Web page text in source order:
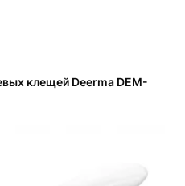
клещей Deerma DEM-